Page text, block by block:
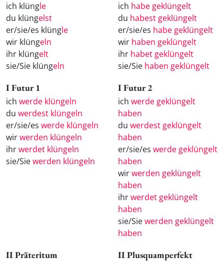
ich klüngle
du klüngelst
er/sie/es klüngle
wir klüngeln
ihr klüngelt
sie/Sie klüngeln
ich habe geklüngelt
du habest geklüngelt
er/sie/es habe geklüngelt
wir haben geklüngelt
ihr habet geklüngelt
sie/Sie haben geklüngelt
I Futur 1
ich werde klüngeln
du werdest klüngeln
er/sie/es werde klüngeln
wirwerden klüngeln
ihrwerdet klüngeln
sie/Siewerden klüngeln
I Futur 2
ich werde geklüngelt
haben
du werdest geklüngelt
haben
er/sie/es werde geklüngelt
haben
wirwerden geklüngelt
haben
ihrwerdet geklüngelt
haben
sie/Siewerden geklüngelt
haben
II Präteritum II Plusquamperfekt